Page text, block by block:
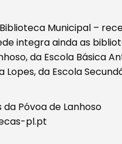
Municipal –
integra ainda as
da Escola Básica
Lopes, da Escola
Póvoa de Lanhoso
pl.pt